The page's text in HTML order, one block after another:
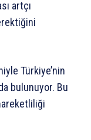
artçı
Türkiye’nin
bulunuyor. Bu